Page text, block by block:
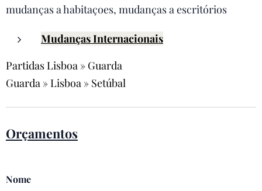
mudanças a habitaçoes, mudanças a escritórios
Mudanças Internacionais
Partidas Lisboa » Guarda
Guarda » Lisboa » Setúbal
Orçamentos
Nome